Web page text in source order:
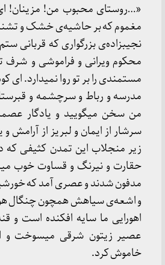
«…روستای محبوب من! مزینان!
مغموم که بر حاشیه‌ی خشک و
نجیبزاده‌ی بزرگواری که قربانی
محکوم ویرانی و فراموشی و شرف
مستمندی را بر تو روا نمیدارد. ای
مدرسه و رباط و سرچشمه و
من سخن میگویید و یادگار
سرشار از ایمان و لبریز از آرامش
زیر منجلاب این تمدن کثیفی که
حقارت و نیرنگ و قساوت خوب
مدفون شدند و عصری آمد که
و اشعه‌ی سیاهش همچون چنگال
اهورایی ما سایه افکنده است و
عصیر زیتون شرقی میسوخت و
خاموش کرد.